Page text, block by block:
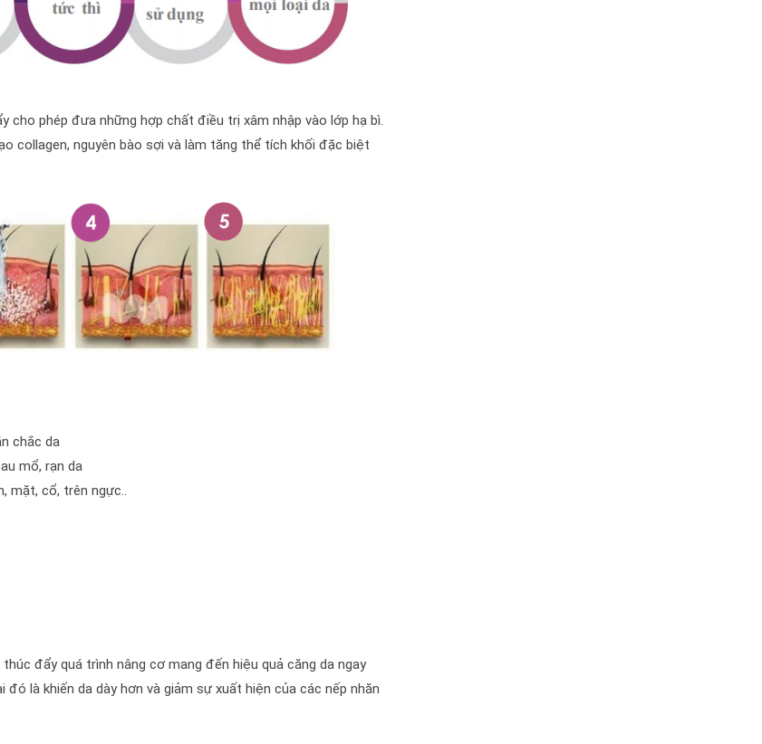
phép đưa những hợp chất điều trị xâm nhập vào lớp hạ bì.
collagen, nguyên bào sợi và làm tăng thể tích khối đặc biệt
chắc da
mổ, rạn da
mặt, cổ, trên ngực..
đẩy quá trình nâng cơ mang đến hiệu quả căng da ngay
là khiến da dày hơn và giảm sự xuất hiện của các nếp nhăn